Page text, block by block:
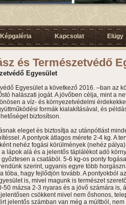
Képgaléria Kapcsolat Elügy
és Természetvédő
Egyesület
Egyesület a következő 2016. –ban az
halászati jogát. A jövőben célja, mint a
a víz- és környezetvédelmi
formák kialakításával, és
biztosítson.
eleget és biztosítja az utánpótlást
A pontyok átlagos mérete 2-4 kg. A
nehéz fogási körülmények (nehéz
lápok alá és a jelentős táplálékot adó
a csatából. 5-6 kg-os ponty
szerint, ugyanis egyre több
tóba, hagy fejlődjön tovább. A pontyokból
is, mivel magunk is természet
mázsa 2-3 nyaras és a jövő számára is,
csökkent mivel nem őshonos,
jelentős számban van még a múltból,